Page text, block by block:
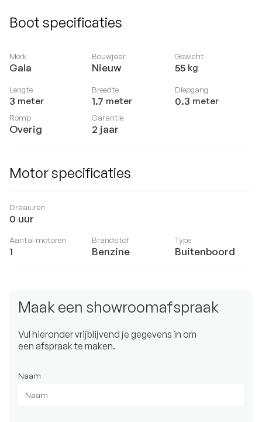
Boot specificaties
Merk
Gala
Bouwjaar
Nieuw
Gewicht
55 kg
Lengte
3 meter
Breedte
1.7 meter
Diepgang
0.3 meter
Romp
Overig
Garantie
2 jaar
Motor specificaties
Draaiuren
0 uur
Aantal motoren
1
Brandstof
Benzine
Type
Buitenboord
Maak een showroomafspraak
Vul hieronder vrijblijvend je gegevens in om
een afspraak te maken.
Naam